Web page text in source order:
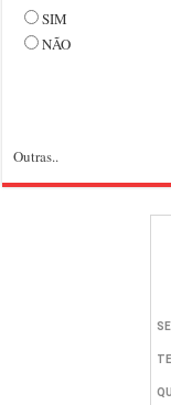
SIM
NÃO
Outras..